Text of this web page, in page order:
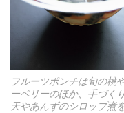
フルーツポンチは旬の桃
ーベリーのほか、手づく
天やあんずのシロップ煮